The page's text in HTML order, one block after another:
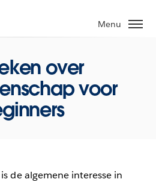
Menu
over
voor
de algemene interesse in